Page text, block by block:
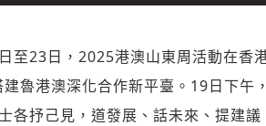
至23日，2025港澳山東周活動在香
魯港澳深化合作新平臺。19日下午
各抒己見，道發展、話未來、提建